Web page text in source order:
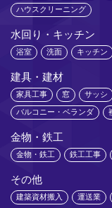
ハウスクリーニング
水回り・キッチン
浴室 洗面 キッチン
建具・建材
家具工事 窓 サッシ
バルコニー・ベランダ
金物・鉄工
金物・鉄工 鉄工工事
その他
建築資材搬入 運送業